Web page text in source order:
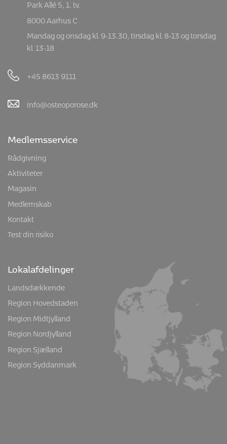
Park Allé 5, 1. tv.
8000 Aarhus C
Mandag og onsdag kl. 9-13.30, tirsdag kl. 8-13 og torsdag
kl. 13-18
+45 8613 9111
info@osteoporose.dk
Medlemsservice
Rådgivning
Aktiviteter
Magasin
Medlemskab
Kontakt
Test din risiko
Lokalafdelinger
Landsdækkende
Region Hovedstaden
Region Midtjylland
Region Nordjylland
Region Sjælland
Region Syddanmark